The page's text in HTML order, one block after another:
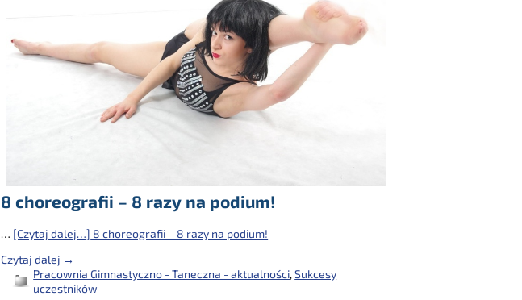
8 choreografii – 8 razy na podium!
… [Czytaj dalej…] 8 choreografii – 8 razy na podium!
Czytaj dalej →
Pracownia Gimnastyczno - Taneczna - aktualności,Sukcesy
uczestników